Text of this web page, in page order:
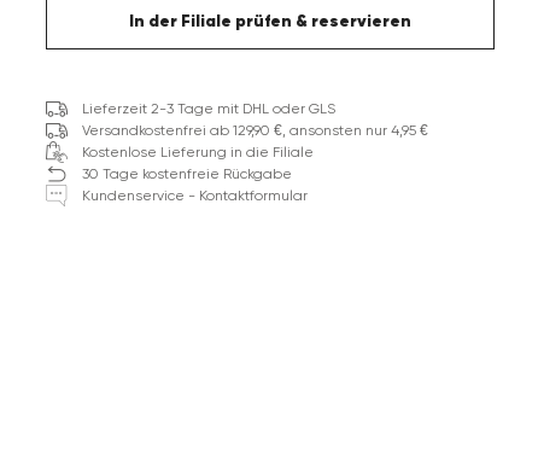
In der Filiale prüfen & reservieren
Lieferzeit 2-3 Tage mit DHL oder GLS
Versandkostenfrei ab 129,90 €, ansonsten nur 4,95 €
Kostenlose Lieferung in die Filiale
30 Tage kostenfreie Rückgabe
Kundenservice - Kontaktformular